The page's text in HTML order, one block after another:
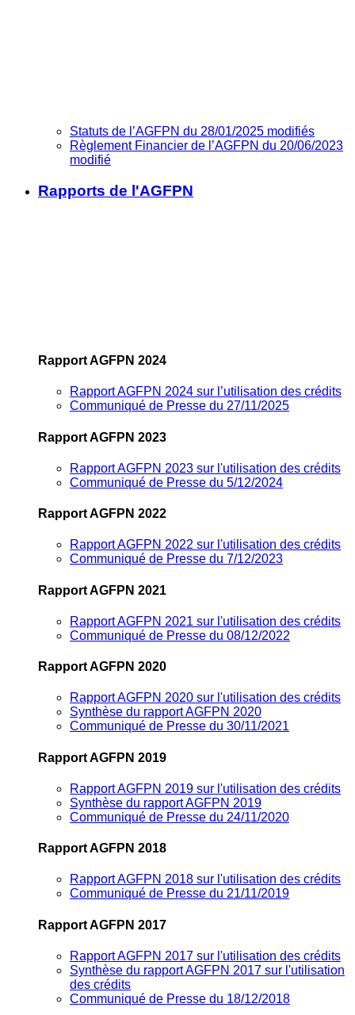
Statuts de l’AGFPN du 28/01/2025 modifiés
Règlement Financier de l’AGFPN du 20/06/2023
modifié
Rapports de l'AGFPN
Rapport AGFPN 2024
Rapport AGFPN 2024 sur l’utilisation des crédits
Communiqué de Presse du 27/11/2025
Rapport AGFPN 2023
Rapport AGFPN 2023 sur l'utilisation des crédits
Communiqué de Presse du 5/12/2024
Rapport AGFPN 2022
Rapport AGFPN 2022 sur l'utilisation des crédits
Communiqué de Presse du 7/12/2023
Rapport AGFPN 2021
Rapport AGFPN 2021 sur l'utilisation des crédits
Communiqué de Presse du 08/12/2022
Rapport AGFPN 2020
Rapport AGFPN 2020 sur l'utilisation des crédits
Synthèse du rapport AGFPN 2020
Communiqué de Presse du 30/11/2021
Rapport AGFPN 2019
Rapport AGFPN 2019 sur l'utilisation des crédits
Synthèse du rapport AGFPN 2019
Communiqué de Presse du 24/11/2020
Rapport AGFPN 2018
Rapport AGFPN 2018 sur l'utilisation des crédits
Communiqué de Presse du 21/11/2019
Rapport AGFPN 2017
Rapport AGFPN 2017 sur l'utilisation des crédits
Synthèse du rapport AGFPN 2017 sur l'utilisation
des crédits
Communiqué de Presse du 18/12/2018